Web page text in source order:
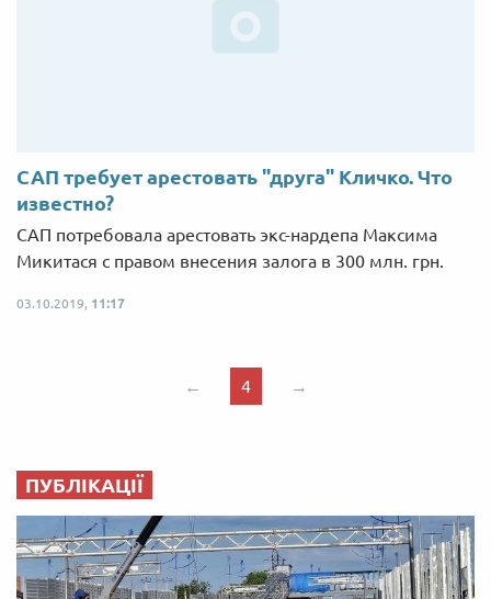
САП требует арестовать "друга" Кличко. Что
известно?
САП потребовала арестовать экс-нардепа Максима
Микитася с правом внесения залога в 300 млн. грн.
03.10.2019, 11:17
← 4 →
ПУБЛІКАЦІЇ